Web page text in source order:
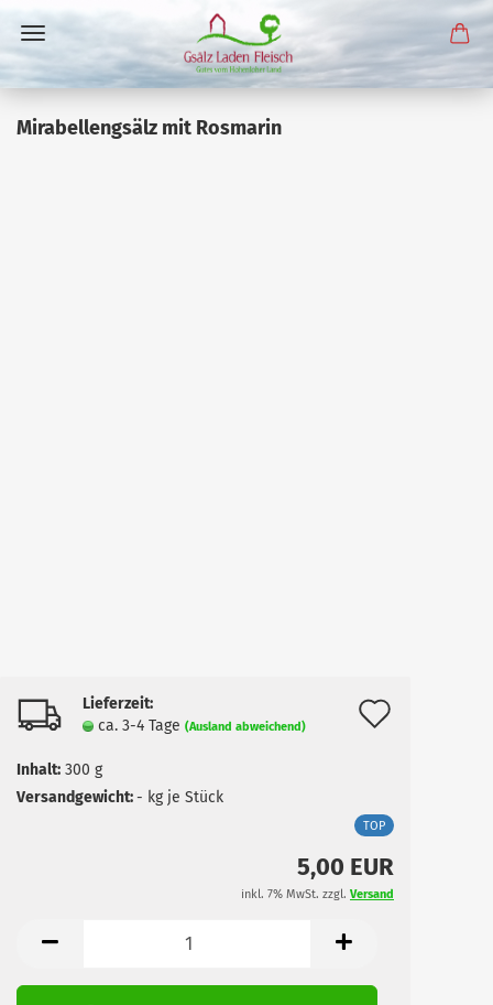
Mirabellengsälz mit Rosmarin
Lieferzeit:
ca. 3-4 Tage (Ausland abweichend)
Inhalt: 300 g
Versandgewicht:- kg je Stück
TOP
5,00 EUR
inkl. 7% MwSt. zzgl. Versand